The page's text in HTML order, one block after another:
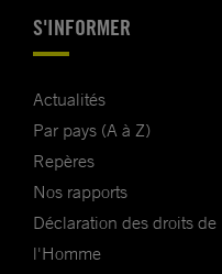
S'INFORMER
Actualités
Par pays (A à Z)
Repères
Nos rapports
Déclaration des droits de
l'Homme